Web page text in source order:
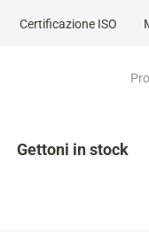
Certificazione ISO
Gettoni in stock